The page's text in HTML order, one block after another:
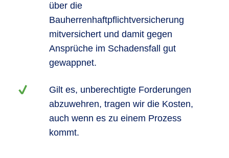
über die
Bauherrenhaftpflichtversicherung
mitversichert und damit gegen
Ansprüche im Schadensfall gut
gewappnet.
Gilt es, unberechtigte Forderungen
abzuwehren, tragen wir die Kosten,
auch wenn es zu einem Prozess
kommt.